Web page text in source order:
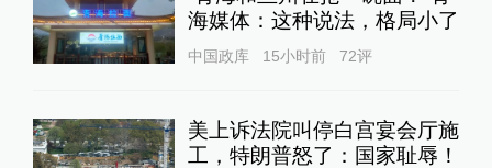
海媒体：这种说法，格局小了
中国政库 15小时前 72评
美上诉法院叫停白宫宴会厅施
工，特朗普怒了：国家耻辱！